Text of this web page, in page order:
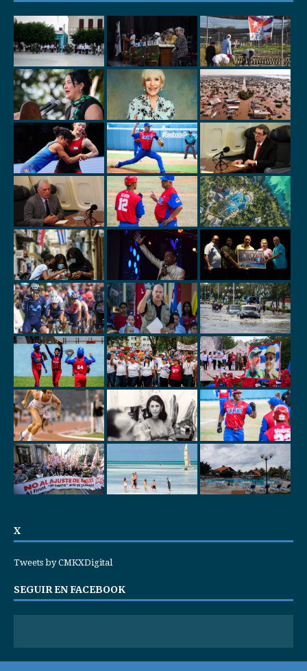
X
Tweets by CMKXDigital
SEGUIR EN FACEBOOK